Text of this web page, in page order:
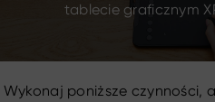
tablecie graficznym
Wykonaj poniższe czynności,